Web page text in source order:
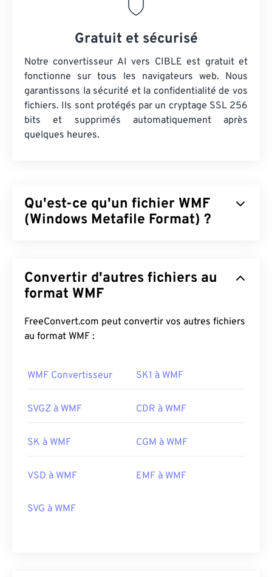
Gratuit et sécurisé
Notre convertisseur AI vers CIBLE est gratuit et
fonctionne sur tous les navigateurs web. Nous
garantissons la sécurité et la confidentialité de vos
fichiers. Ils sont protégés par un cryptage SSL 256
bits et supprimés automatiquement après
quelques heures.
Qu'est-ce qu'un fichier WMF
(Windows Metafile Format) ?
permettant de stocker des images vectorielles et
bitmap. Microsoft a conçu le format WMF pour le
Microsoft. Il est le précurseur 16 bits du format
EMF (Enhanced Windows Metafile) 32 bits.
avec des logiciels d'imagerie compatibles, tels que
format WMF sous Windows et macOS.
Une autre option à essayer estXnView MP
PhotoFiltre Studio
Convertir d'autres fichiers au
format WMF
FreeConvert.com peut convertir vos autres fichiers
au format WMF :
WMF Convertisseur SK1 à WMF
SVGZ à WMF CDR à WMF
SK à WMF CGM à WMF
VSD à WMF EMF à WMF
SVG à WMF